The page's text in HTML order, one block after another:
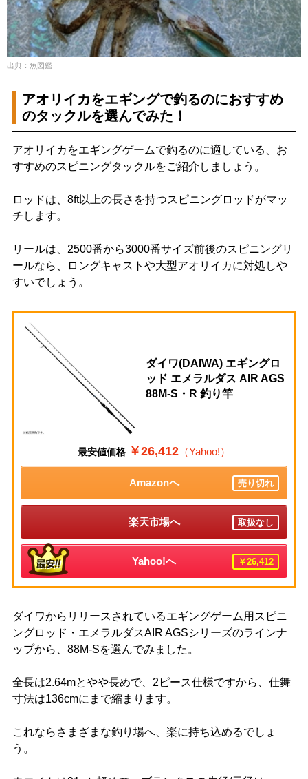
出典：魚図鑑
アオリイカをエギングで釣るのにおすすめ
のタックルを選んでみた！
アオリイカをエギングゲームで釣るのに適している、お
すすめのスピニングタックルをご紹介しましょう。
ロッドは、8ft以上の長さを持つスピニングロッドがマッ
チします。
リールは、2500番から3000番サイズ前後のスピニングリ
ールなら、ロングキャストや大型アオリイカに対処しや
すいでしょう。
ダイワ(DAIWA) エギングロ
ッド エメラルダス AIR AGS
88M-S・R 釣り竿
最安値価格 ￥26,412 （Yahoo!）
Amazonへ 売り切れ
楽天市場へ 取扱なし
Yahoo!へ ￥26,412
ダイワからリリースされているエギングゲーム用スピニ
ングロッド・エメラルダスAIR AGSシリーズのラインナ
ップから、88M-Sを選んでみました。
全長は2.64mとやや長めで、2ピース仕様ですから、仕舞
寸法は136cmにまで縮まります。
これならさまざまな釣り場へ、楽に持ち込めるでしょ
う。